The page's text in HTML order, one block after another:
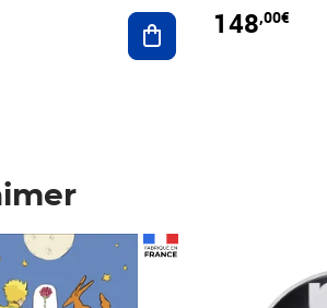
Ajouter au panier
148,00€